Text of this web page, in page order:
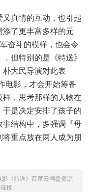
真情的互动，也引起
了更丰富多样的元
奋斗的模样，也会令
但特别的是《特送》
大民导演对此表
电影，才会开始筹备
，思考那样的人物在
是决定安排了孩子的
结构中，多强调『母
重点放在两人成为朋
《特送》百度云网盘资源
接